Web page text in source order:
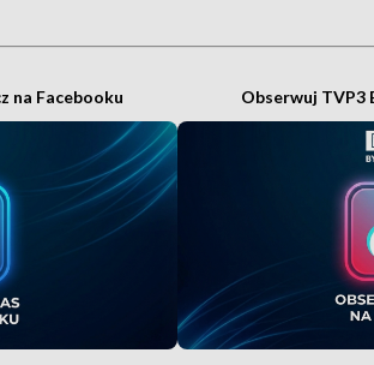
na Facebooku Obserwuj TVP3